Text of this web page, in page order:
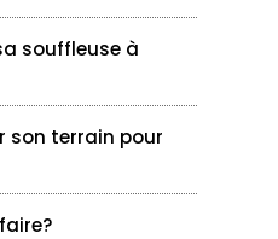
souffleuse à
son terrain pour